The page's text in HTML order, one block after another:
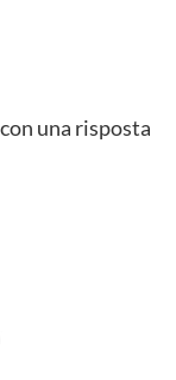
una risposta